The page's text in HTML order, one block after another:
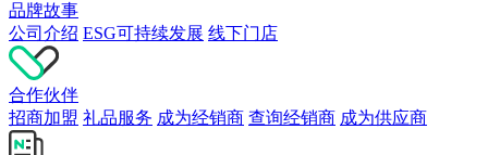
品牌故事
公司介绍 ESG可持续发展 线下门店
合作伙伴
招商加盟 礼品服务 成为经销商 查询经销商 成为供应商